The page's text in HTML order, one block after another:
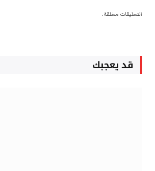
التعليقات مغلقة.
قد يعجبك